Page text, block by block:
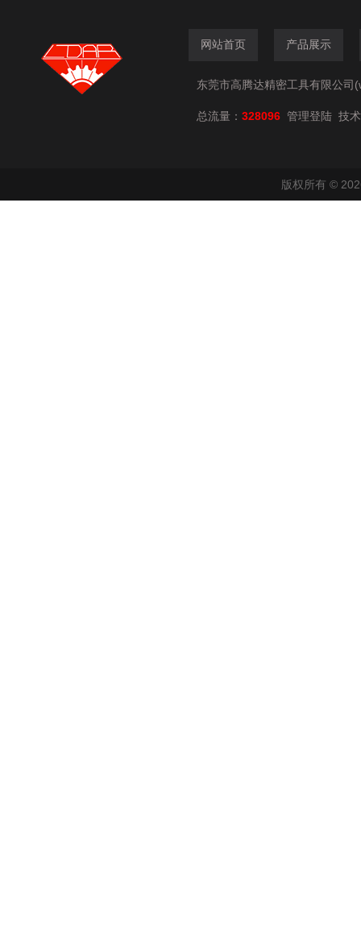
网站首页 产品展示
东莞市高腾达精密工具有限公司
总流量： 328096 管理登陆 技
版权所有 ©